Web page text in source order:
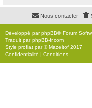
Nous contacter
Développé parphpBB® Forum
Traduit parphpBB-fr.com
Style proflat par ©Mazeltof 2017
Confidentialité | Conditions